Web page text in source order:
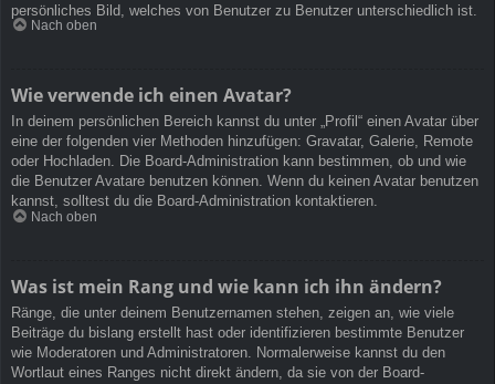
persönliches Bild, welches von Benutzer zu Benutzer unterschiedlich ist.
Nach oben
Wie verwende ich einen Avatar?
In deinem persönlichen Bereich kannst du unter „Profil“ einen Avatar über
eine der folgenden vier Methoden hinzufügen: Gravatar, Galerie, Remote
oder Hochladen. Die Board-Administration kann bestimmen, ob und wie
die Benutzer Avatare benutzen können. Wenn du keinen Avatar benutzen
kannst, solltest du die Board-Administration kontaktieren.
Nach oben
Was ist mein Rang und wie kann ich ihn ändern?
Ränge, die unter deinem Benutzernamen stehen, zeigen an, wie viele
Beiträge du bislang erstellt hast oder identifizieren bestimmte Benutzer
wie Moderatoren und Administratoren. Normalerweise kannst du den
Wortlaut eines Ranges nicht direkt ändern, da sie von der Board-